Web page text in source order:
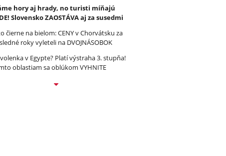
hory aj hrady, no turisti míňajú
Slovensko ZAOSTÁVA aj za susedmi
čierne na bielom: CENY v Chorvátsku za
roky vyleteli na DVOJNÁSOBOK
v Egypte? Platí výstraha 3. stupňa!
oblastiam sa oblúkom VYHNITE